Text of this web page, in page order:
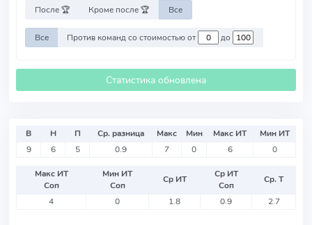
После 🏆 Кроме после 🏆 Все
Все Против команд со стоимостью от до
Статистика обновлена
В Н П Ср. разница Макс Мин Макс ИТ
Мин ИТ
9
6 5 0.9 7 0 6 0
Макс ИТ
Соп
Мин ИТ
Соп
Ср ИТ
Ср ИТ
Соп
Ср. Т
4
0 1.8 0.9 2.7